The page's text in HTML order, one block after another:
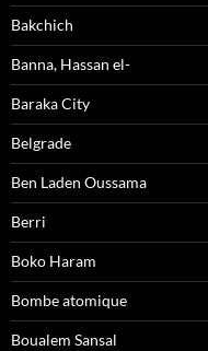
Bakchich
Banna, Hassan el-
Baraka City
Belgrade
Ben Laden Oussama
Berri
Boko Haram
Bombe atomique
Boualem Sansal